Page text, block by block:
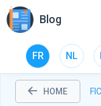
Blog
FR NL
HOME